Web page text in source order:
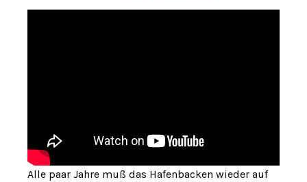
Alle paar Jahre muß das Hafenbacken wieder auf